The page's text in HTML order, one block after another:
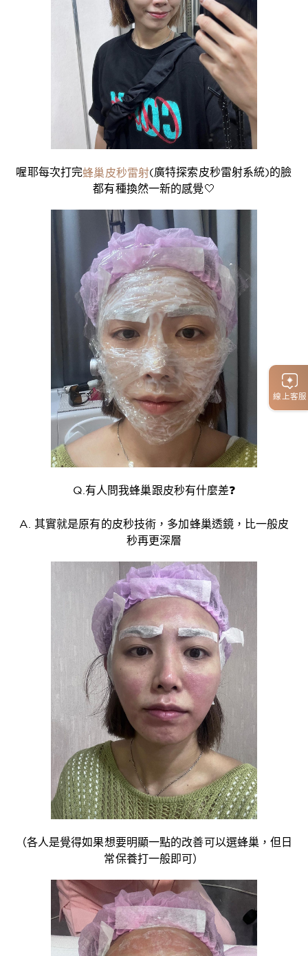
線上客服
喔耶每次打完蜂巢皮秒雷射(廣特探索皮秒雷射系統)的臉
都有種換然一新的感覺🤍
Q.有人問我蜂巢跟皮秒有什麼差❓
A. 其實就是原有的皮秒技術，多加蜂巢透鏡，比一般皮
秒再更深層
（各人是覺得如果想要明顯一點的改善可以選蜂巢，但日
常保養打一般即可）